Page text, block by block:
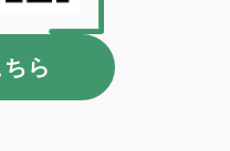
ら